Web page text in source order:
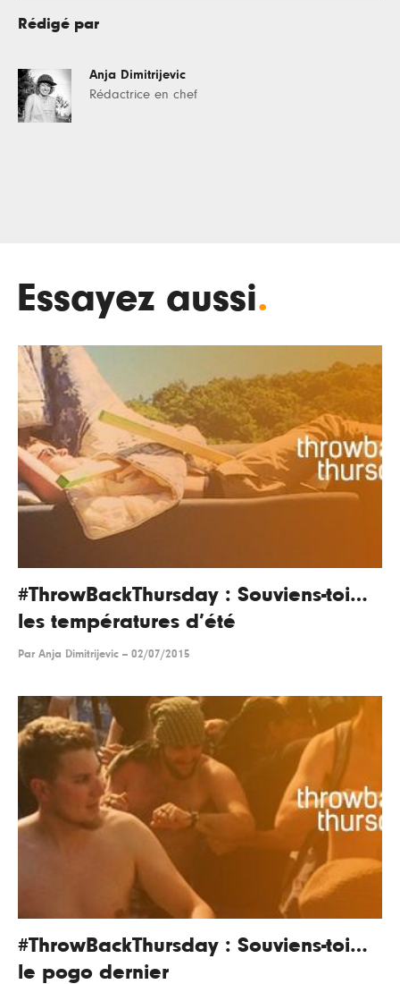
Rédigé par
Anja Dimitrijevic
Rédactrice en chef
Essayez aussi.
#ThrowBackThursday : Souviens-toi…
les températures d’été
Par Anja Dimitrijevic -- 02/07/2015
#ThrowBackThursday : Souviens-toi…
le pogo dernier